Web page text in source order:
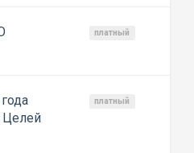
платный
Целей
платный